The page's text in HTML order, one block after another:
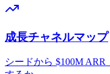
成長チャネルマップ
シードから $100M